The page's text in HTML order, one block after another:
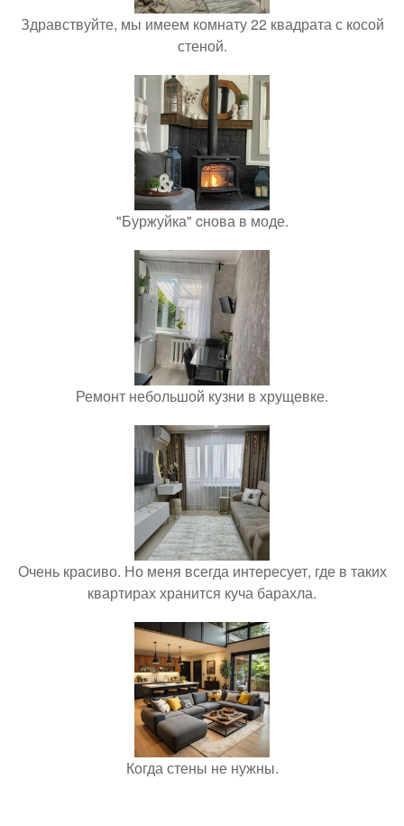
Здравствуйте, мы имеем комнату 22 квадрата с косой
стеной.
"Буржуйка" cнова в моде.
Ремонт небольшой кузни в хрущевке.
Очень красиво. Но меня всегда интересует, где в таких
квартирах хранится куча барахла.
Когда стены не нужны.